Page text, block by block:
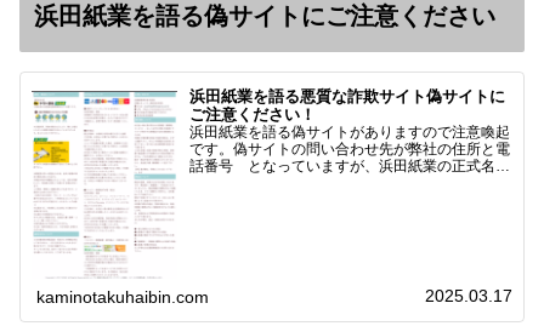
浜田紙業を語る偽サイトにご注意ください
浜田紙業を語る悪質な詐欺サイト偽サイトに
ご注意ください！
浜田紙業を語る偽サイトがありますので注意喚起
です。偽サイトの問い合わせ先が弊社の住所と電
話番号 となっていますが、浜田紙業の正式名称
kaminotakuhaibin.com 2025.03.17